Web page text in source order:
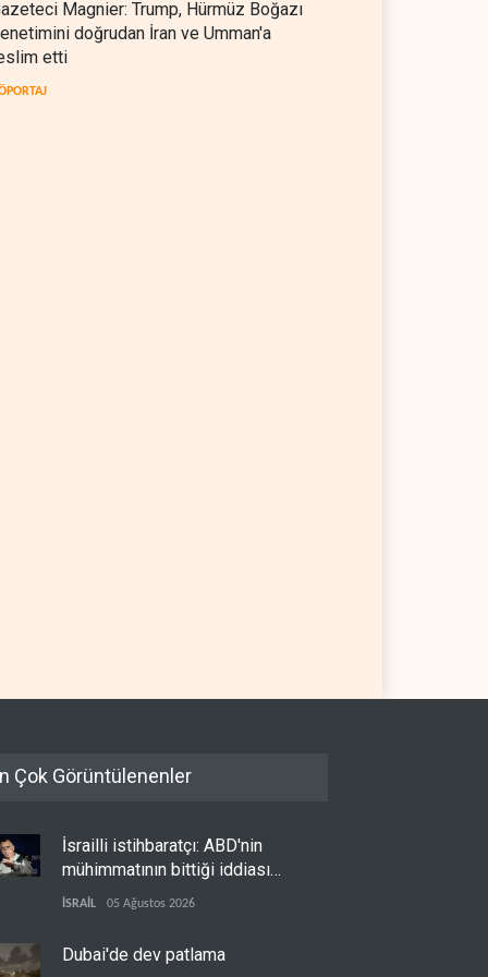
Magnier: Trump, Hürmüz Boğazı
doğrudan İran ve Umman'a
etti
Çok Görüntülenenler
İsrailli istihbaratçı: ABD'nin
mühimmatının bittiği iddiası
bir iç kavga
İSRAİL 05 Ağustos 2026
Dubai'de dev patlama